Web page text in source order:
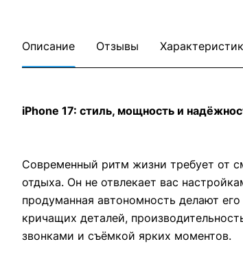
Описание Отзывы
iPhone 17: стиль, мощность и
Современный ритм жизни требует от
отдыха. Он не отвлекает вас
продуманная автономность делают
кричащих деталей,
звонками и съёмкой ярких моментов.